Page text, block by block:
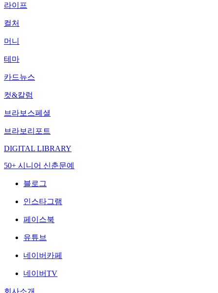
라이프
컬처
머니
테마
카드뉴스
컷&칼럼
브라보스페셜
브라보리포트
DIGITAL LIBRARY
50+ 시니어 신춘문예
블로그
인스타그램
페이스북
유튜브
네이버카페
네이버TV